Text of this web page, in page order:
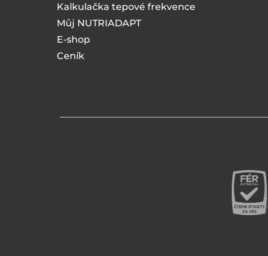
Kalkulačka tepové frekvence
Můj NUTRIADAPT
E-shop
Ceník